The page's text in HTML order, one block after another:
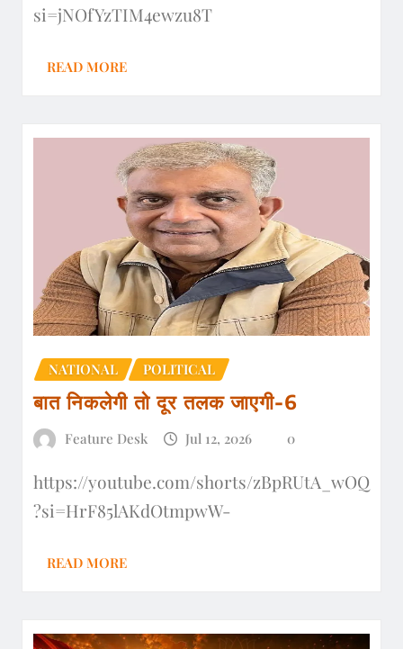
si=jNOfYzTIM4ewzu8T
READ MORE
NATIONAL POLITICAL
बात निकलेगी तो दूर तलक जाएगी-6
Feature Desk Jul 12, 2026 0
https://youtube.com/shorts/zBpRUtA_wOQ
?si=HrF85lAKdOtmpwW-
READ MORE